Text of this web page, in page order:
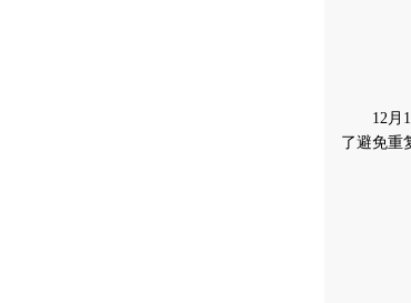
12月15
了避免重